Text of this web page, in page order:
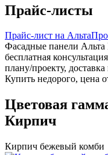
Прайс-листы
Прайс-лист на
Фасадные панели
бесплатная
плану/проекту,
Купить недорого, цена
Цветовая
Кирпич
Кирпич бежевый комби